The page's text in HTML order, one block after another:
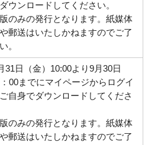
ウンロードしてください。
のみの発行となります。紙媒体
郵送はいたしかねますのでご了
。
31日（金）10:00より9月30日
：00までにマイページからログイ
自身でダウンロードしてくださ
のみの発行となります。紙媒体
郵送はいたしかねますのでご了